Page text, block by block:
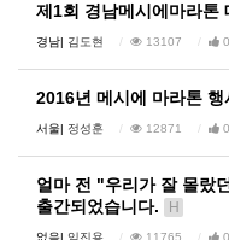
제1회 경남메시에마라톤
경남| 김도현 13107 0
2016년 메시에 마라톤
서울| 정성훈 12871 0
얼마 전 "우리가 잘 몰랐
출간되었습니다.
H
없음| 임진용 11765 0